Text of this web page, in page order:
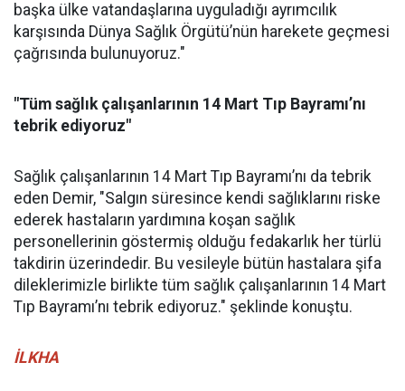
başka ülke vatandaşlarına uyguladığı ayrımcılık
karşısında Dünya Sağlık Örgütü’nün harekete geçmesi
çağrısında bulunuyoruz."
"Tüm sağlık çalışanlarının 14 Mart Tıp Bayramı’nı
tebrik ediyoruz"
Sağlık çalışanlarının 14 Mart Tıp Bayramı’nı da tebrik
eden Demir, "Salgın süresince kendi sağlıklarını riske
ederek hastaların yardımına koşan sağlık
personellerinin göstermiş olduğu fedakarlık her türlü
takdirin üzerindedir. Bu vesileyle bütün hastalara şifa
dileklerimizle birlikte tüm sağlık çalışanlarının 14 Mart
Tıp Bayramı’nı tebrik ediyoruz." şeklinde konuştu.
İLKHA